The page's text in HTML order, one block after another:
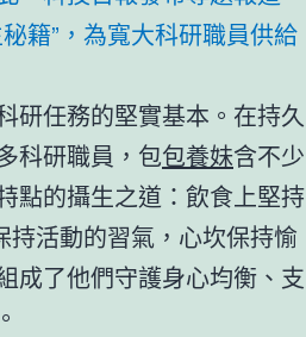
籍”，為寬大科研職員供給
研任務的堅實基本。在持久
科研職員，包包養妹含不少
點的攝生之道：飲食上堅持
持活動的習氣，心坎保持愉
了他們守護身心均衡、支